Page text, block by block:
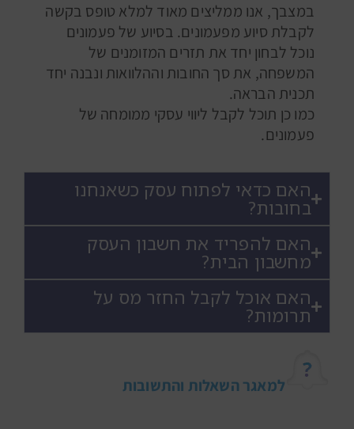
במצבך, אנו ממליצים מאוד למלא טופס בקשה
לקבלת סיוע מפעמונים. בסיוע של פעמונים
נוכל לבחון יחד את תזרים המזומנים של
המשפחה, את סך החובות וההלוואות ונבנה יחד
תכנית הבראה.
כמו כן תוכל לקבל ליווי עסקי ממומחה של
פעמונים.
האם כדאי לפתוח עסק כשאנחנו
בחובות?
האם להפריד את חשבון העסק
מחשבון הבית?
האם אוכל לקבל החזר מס על
תרומות?
למאגר השאלות והתשובות